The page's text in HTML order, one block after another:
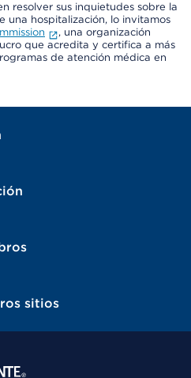
resolver sus inquietudes sobre la
una hospitalización, lo invitamos
, una organización
que acredita y certifica a más
de atención médica en
sitios